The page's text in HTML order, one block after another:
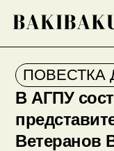
ПОВЕСТКА
В АГПУ
Ветеранов